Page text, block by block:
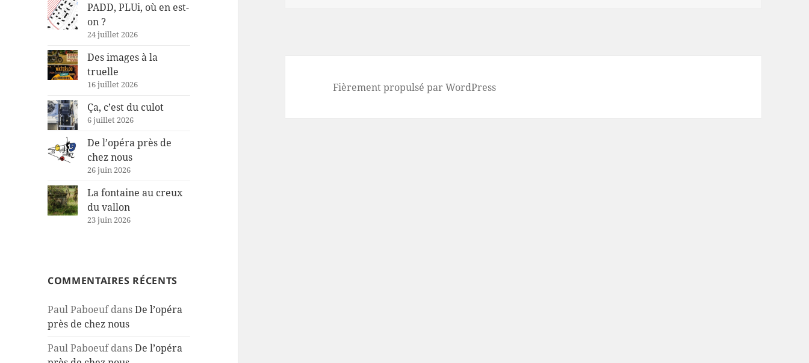
PADD, PLUi, où en est-
on ?
24 juillet 2026
Des images à la
truelle
16 juillet 2026
Ça, c’est du culot
6 juillet 2026
De l’opéra près de
chez nous
26 juin 2026
La fontaine au creux
du vallon
23 juin 2026
COMMENTAIRES RÉCENTS
Paul PaboeufdansDe l’opéra
près de chez nous
Paul PaboeufdansDe l’opéra
Fièrement propulsé par WordPress